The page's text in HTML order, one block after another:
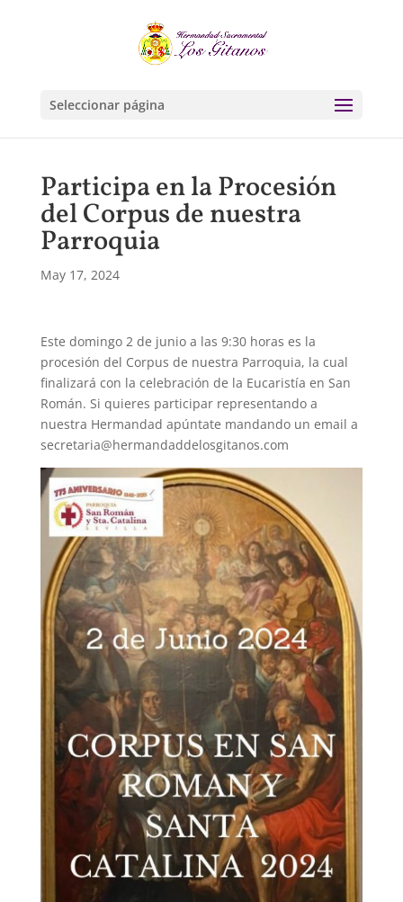
Seleccionar página
Participa en la Procesión
del Corpus de nuestra
Parroquia
May 17, 2024
Este domingo 2 de junio a las 9:30 horas es la
procesión del Corpus de nuestra Parroquia, la cual
finalizará con la celebración de la Eucaristía en San
Román. Si quieres participar representando a
nuestra Hermandad apúntate mandando un email a
secretaria@hermandaddelosgitanos.com